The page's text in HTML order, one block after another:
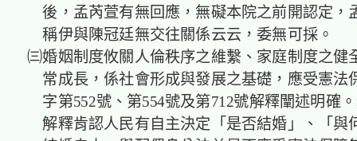
後，孟芮萱有無回應，無礙本院之前開認定，
稱伊與陳冠廷無交往關係云云，委無可採。
㈢婚姻制度攸關人倫秩序之維繫、家庭制度之健
常成長，係社會形成與發展之基礎，應受憲法
字第552號、第554號及第712號解釋闡述明確
解釋肯認人民有自主決定「是否結婚」、「與